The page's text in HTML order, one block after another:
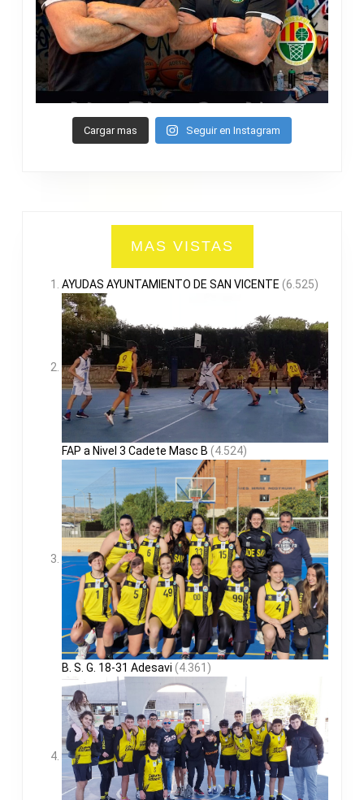
Cargar mas Seguir en Instagram
MAS VISTAS
AYUDAS AYUNTAMIENTO DE SAN VICENTE (6.525)
FAP a Nivel 3 Cadete Masc B (4.524)
B. S. G. 18-31 Adesavi (4.361)